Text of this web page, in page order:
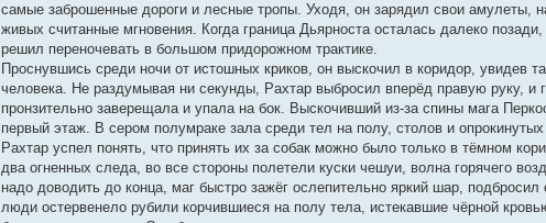
самые заброшенные дороги и лесные тропы. Уходя, он зарядил свои амулеты,
живых считанные мгновения. Когда граница Дьярноста осталась далеко
решил переночевать в большом придорожном трактике.
Проснувшись среди ночи от истошных криков, он выскочил в коридор, увидев
человека. Не раздумывая ни секунды, Рахтар выбросил вперёд правую руку,
пронзительно заверещала и упала на бок. Выскочивший из-за спины мага
первый этаж. В сером полумраке зала среди тел на полу, столов и
Рахтар успел понять, что принять их за собак можно было только в тёмном
два огненных следа, во все стороны полетели куски чешуи, волна горячего
надо доводить до конца, маг быстро зажёг ослепительно яркий шар,
люди остервенело рубили корчившиеся на полу тела, истекавшие чёрной